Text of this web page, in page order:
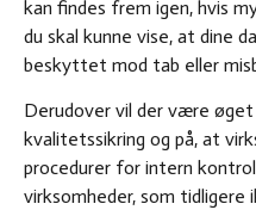
kan findes frem igen, hvis
du skal kunne vise, at dine
beskyttet mod tab eller
Derudover vil der være
kvalitetssikring og på, at
procedurer for intern
virksomheder, som